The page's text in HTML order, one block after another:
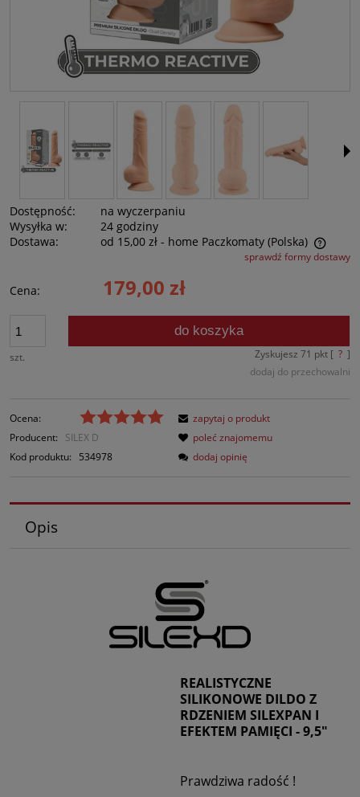
Dostępność:
na wyczerpaniu
Wysyłka w:
24 godziny
Dostawa:
od 15,00 zł - home Paczkomaty (Polska)
Cena nie zawiera ewentualnych kosztów płatnościsprawdź formy dostawy
Cena: 179,00 zł
szt.
do koszyka
Zyskujesz 71 pkt [ ? ]
dodaj do przechowalni
Ocena:
Producent:
SILEX D
Kod produktu:
534978
zapytaj o produkt
poleć znajomemu
dodaj opinię
Opis
REALISTYCZNE
SILIKONOWE DILDO Z
RDZENIEM SILEXPAN I
EFEKTEM PAMIĘCI -9,5"
Prawdziwa radość !